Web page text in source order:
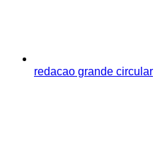
redacao grande circular